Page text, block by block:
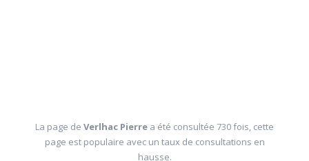
La page de Verlhac Pierre a été consultée 730 fois, cette
page est populaire avec un taux de consultations en
hausse.